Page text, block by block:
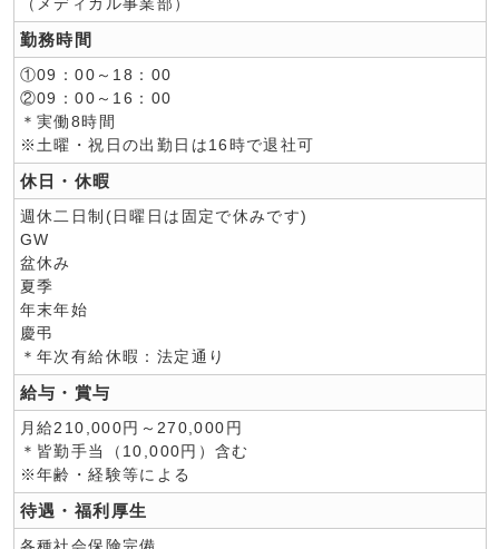
勤務時間
①09：00～18：00
②09：00～16：00
＊実働8時間
※土曜・祝日の出勤日は16時で退社可
休日・休暇
週休二日制(日曜日は固定で休みです)
GW
盆休み
夏季
年末年始
慶弔
＊年次有給休暇：法定通り
給与・賞与
月給210,000円～270,000円
＊皆勤手当（10,000円）含む
※年齢・経験等による
待遇・福利厚生